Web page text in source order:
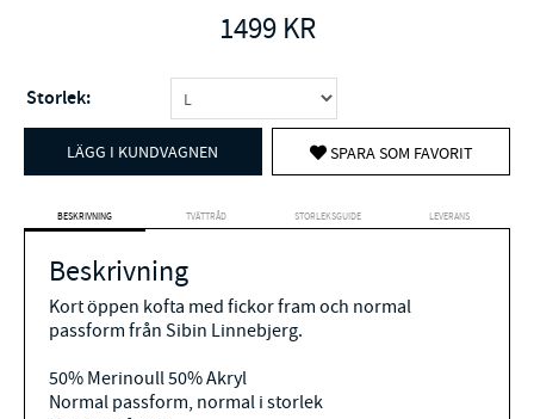
1499KR
Storlek:
LÄGG I KUNDVAGNEN SPARA SOM FAVORIT
BESKRIVNING TVÄTTRÅD STORLEKSGUIDE LEVERANS
Beskrivning
Kort öppen kofta med fickor fram och normal
passform från Sibin Linnebjerg.
50% Merinoull 50% Akryl
Normal passform, normal i storlek